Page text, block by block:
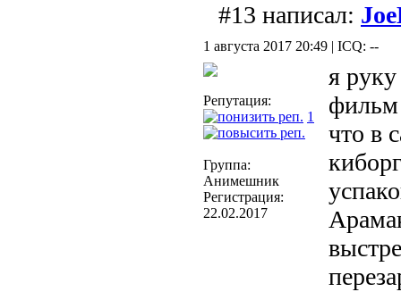
#13 написал:
1 августа 2017 20:49 | ICQ: --
Репутация:
1
Группа:
Анимешник
Регистрация:
22.02.2017
я
фильм
что в